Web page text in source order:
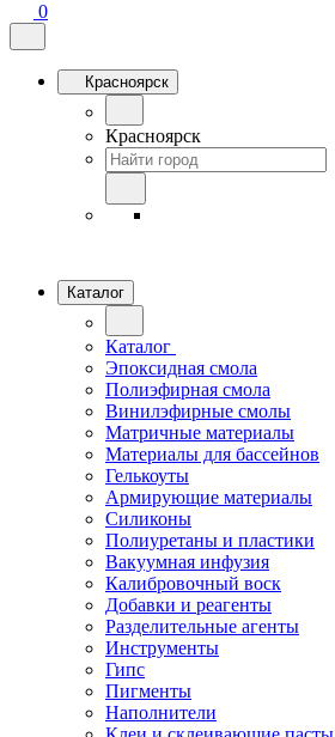
0
Красноярск
Красноярск
Каталог
Каталог
Эпоксидная смола
Полиэфирная смола
Винилэфирные смолы
Матричные материалы
Материалы для бассейнов
Гелькоуты
Армирующие материалы
Силиконы
Полиуретаны и пластики
Вакуумная инфузия
Калибровочный воск
Добавки и реагенты
Разделительные агенты
Инструменты
Гипс
Пигменты
Наполнители